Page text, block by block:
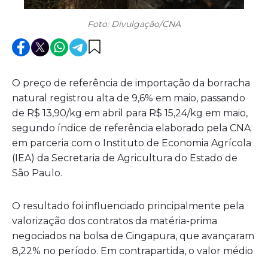
Foto: Divulgação/CNA
O preço de referência de importação da borracha
natural registrou alta de 9,6% em maio, passando
de R$ 13,90/kg em abril para R$ 15,24/kg em maio,
segundo índice de referência elaborado pela CNA
em parceria com o Instituto de Economia Agrícola
(IEA) da Secretaria de Agricultura do Estado de
São Paulo.
O resultado foi influenciado principalmente pela
valorização dos contratos da matéria-prima
negociados na bolsa de Cingapura, que avançaram
8,22% no período. Em contrapartida, o valor médio